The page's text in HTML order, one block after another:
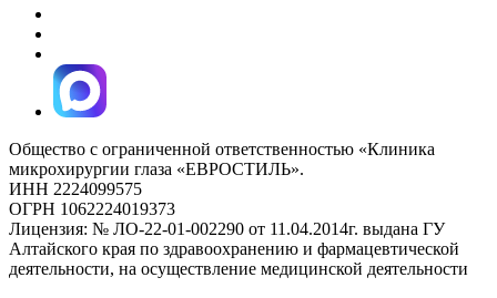
Общество с ограниченной ответственностью «Клиника
микрохирургии глаза «ЕВРОСТИЛЬ».
ИНН 2224099575
ОГРН 1062224019373
Лицензия: № ЛО-22-01-002290 от 11.04.2014г. выдана ГУ
Алтайского края по здравоохранению и фармацевтической
деятельности, на осуществление медицинской деятельности